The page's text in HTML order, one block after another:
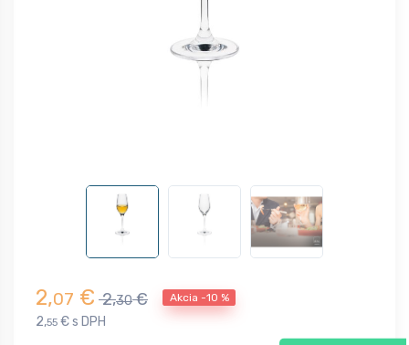
2,07 € 2,30€ Akcia -10 %
2,55 € s DPH